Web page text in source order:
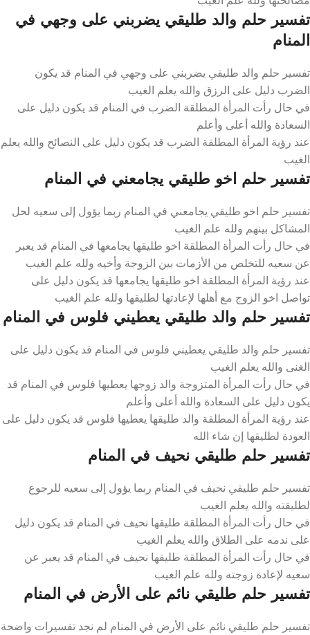
تفسير حلم والد طليقي يضربني على وجهي في
المنام
تفسير حلم والد طليقي يضربني على وجهي في المنام قد يكون
الضرب دليل على الرزق والله يعلم الغيب
في حال رأت المرأة المطلقة الضرب في المنام قد يكون دليل على
السعادة والله أعلى وأعلم
عند رؤية المرأة المطلقة الضرب قد يكون دليل على النصائح والله يعلم
الغيب
تفسير حلم اخو طليقي يجامعني في المنام
تفسير حلم اخو طليقي يجامعني في المنام ربما يؤول إلى سعيه لحل
المشاكل بينهم ولله علم الغيب
في حال رأت المرأة المطلقة اخو طليقها يجامعها في المنام قد يعبر
عن سعيه للتخلص من الأزمات بين الزوجة وأخيه ولله علم الغيب
عند رؤية المرأة المطلقة اخو طليقها يجامعها قد يكون دليل على
تواصل اخو الزوج مع أهلها لإعادتها لطليقها ولله علم الغيب
تفسير حلم والد طليقي يعطيني فلوس في المنام
تفسير حلم والد طليقي يعطيني فلوس في المنام قد يكون دليل على
الغنى والله يعلم الغيب
في حال رأت المرأة المتزوجة والد زوجها يعطيها فلوس في المنام قد
يكون دليل على السعادة والله أعلى وأعلم
عند رؤية المرأة المطلقة والد طليقها يعطيها فلوس قد يكون دليل على
العودة لطليقها إن شاء الله
تفسير حلم طليقي نحيف في المنام
تفسير حلم طليقي نحيف في المنام ربما يؤول إلى سعيه للرجوع
لطليقته والله يعلم الغيب
في حال رأت المرأة المطلقة طليقها نحيف في المنام قد يكون دليل
على ندمه على الطلاق والله يعلم الغيب
في حال رأت المرأة المطلقة طليقها نحيف في المنام قد يعبر عن
سعيه لإعادة زوجته ولله علم الغيب
تفسير حلم طليقي نائم على الأرض في المنام
تفسير حلم طليقي نائم على الأرض في المنام لم نجد تفسيرات واضحة